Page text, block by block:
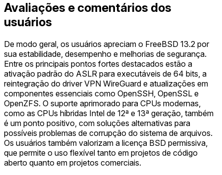
Avaliações e comentários dos
usuários
De modo geral, os usuários apreciam o FreeBSD 13.2 por
sua estabilidade, desempenho e melhorias de segurança.
Entre os principais pontos fortes destacados estão a
ativação padrão do ASLR para executáveis de 64 bits, a
reintegração do driver VPN WireGuard e atualizações em
componentes essenciais como OpenSSH, OpenSSL e
OpenZFS. O suporte aprimorado para CPUs modernas,
como as CPUs híbridas Intel de 12ª e 13ª geração, também
é um ponto positivo, com soluções alternativas para
possíveis problemas de corrupção do sistema de arquivos.
Os usuários também valorizam a licença BSD permissiva,
que permite o uso flexível tanto em projetos de código
aberto quanto em projetos comerciais.